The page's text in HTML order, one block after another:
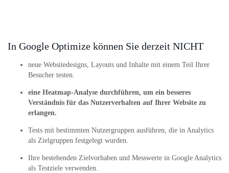
In Google Optimize können Sie derzeit NICHT
neue Websitedesigns, Layouts und Inhalte mit einem Teil Ihrer
Besucher testen.
eine Heatmap-Analyse durchführen, um ein besseres
Verständnis für das Nutzerverhalten auf Ihrer Website zu
erlangen.
Tests mit bestimmten Nutzergruppen ausführen, die in Analytics
als Zielgruppen festgelegt wurden.
Ihre bestehenden Zielvorhaben und Messwerte in Google Analytics
als Testziele verwenden.